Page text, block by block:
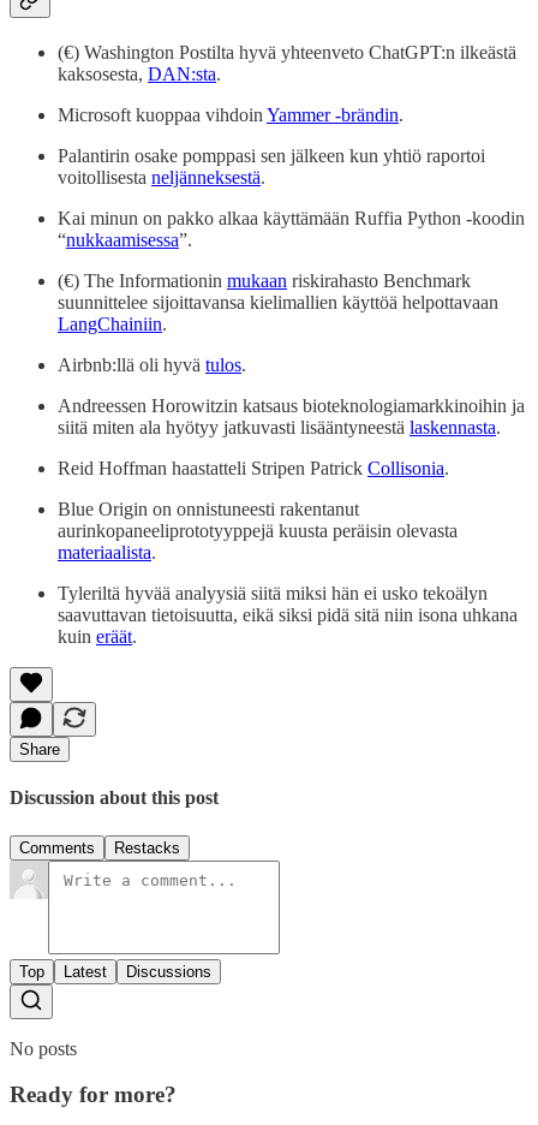
(€) Washington Postilta hyvä yhteenveto ChatGPT:n ilkeästä
kaksosesta, DAN:sta.
Microsoft kuoppaa vihdoin Yammer -brändin.
Palantirin osake pomppasi sen jälkeen kun yhtiö raportoi
voitollisesta neljänneksestä.
Kai minun on pakko alkaa käyttämään Ruffia Python -koodin
“nukkaamisessa”.
(€) The Informationin mukaan riskirahasto Benchmark
suunnittelee sijoittavansa kielimallien käyttöä helpottavaan
LangChainiin.
Airbnb:llä oli hyvä tulos.
Andreessen Horowitzin katsaus bioteknologiamarkkinoihin ja
siitä miten ala hyötyy jatkuvasti lisääntyneestä laskennasta.
Reid Hoffman haastatteli Stripen Patrick Collisonia.
Blue Origin on onnistuneesti rakentanut
aurinkopaneeliprototyyppejä kuusta peräisin olevasta
materiaalista.
Tyleriltä hyvää analyysiä siitä miksi hän ei usko tekoälyn
saavuttavan tietoisuutta, eikä siksi pidä sitä niin isona uhkana
kuin eräät.
Share
Discussion about this post
Comments Restacks
Top Latest Discussions
No posts
Ready for more?